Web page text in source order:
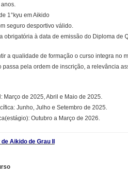
1°kyu em Aikido
seguro desportivo válido.
obrigatória à data de emissão do Diploma de
a qualidade de formação o curso integra no
passa pela ordem de inscrição, a relevância
Março de 2025, Abril e Maio de 2025.
Junho, Julho e Setembro de 2025.
Outubro a Março de 2026.
Aikido de Grau II